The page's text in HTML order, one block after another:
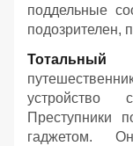
поддельные
подозрителен,
Тотальный
устройство
Преступники
гаджетом.